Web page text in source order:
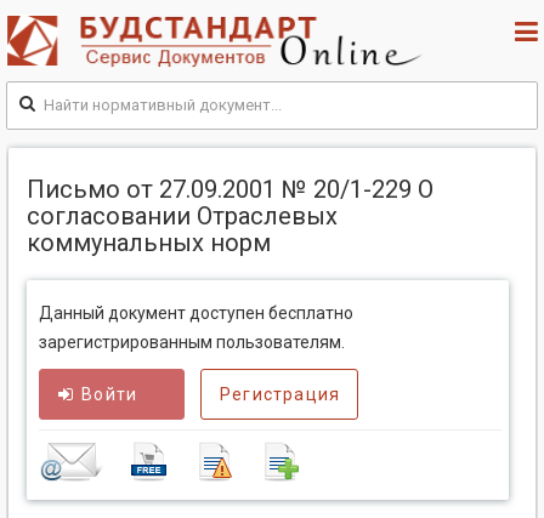
Письмо от 27.09.2001 № 20/1-229 О
согласовании Отраслевых
коммунальных норм
Данный документ доступен бесплатно
зарегистрированным пользователям.
Войти Регистрация